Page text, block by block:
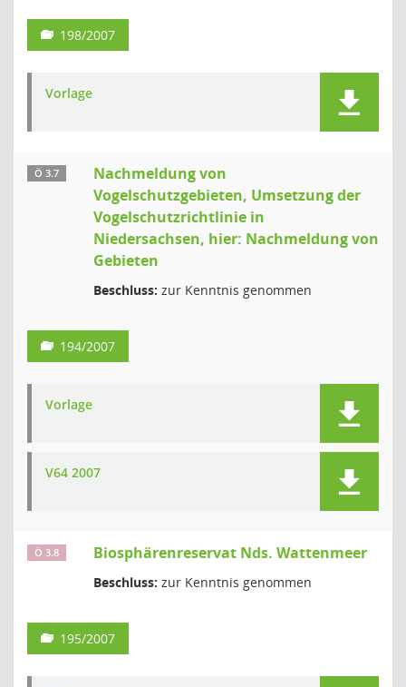
198/2007
Vorlage
Ö 3.7
Nachmeldung von
Vogelschutzgebieten, Umsetzung der
Vogelschutzrichtlinie in
Niedersachsen, hier: Nachmeldung von
Gebieten
Beschluss: zur Kenntnis genommen
194/2007
Vorlage
V64 2007
Ö 3.8 Biosphärenreservat Nds. Wattenmeer
Beschluss: zur Kenntnis genommen
195/2007